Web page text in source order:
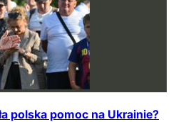
polska pomoc na Ukrainie?